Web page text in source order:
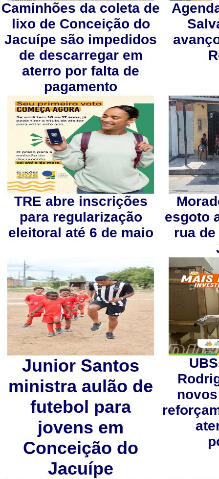
Caminhões da coleta de
lixo de Conceição do
Jacuípe são impedidos
de descarregar em
aterro por falta de
pagamento
TRE abre inscrições
para regularização
eleitoral até 6 de maio
esgoto
rua
Junior Santos
ministra aulão de
futebol para
jovens em
Conceição do
Jacuípe